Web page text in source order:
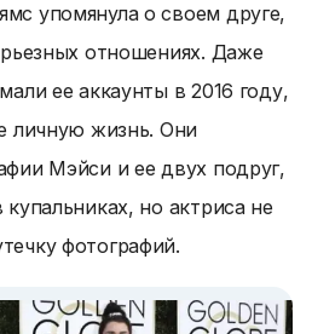
упомянула о своем друге,
отношениях. Даже
ее аккаунты в 2016 году,
личную жизнь. Они
Мэйси и ее двух подруг,
но актриса не
фотографий.